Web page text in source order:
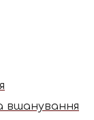
вшанування